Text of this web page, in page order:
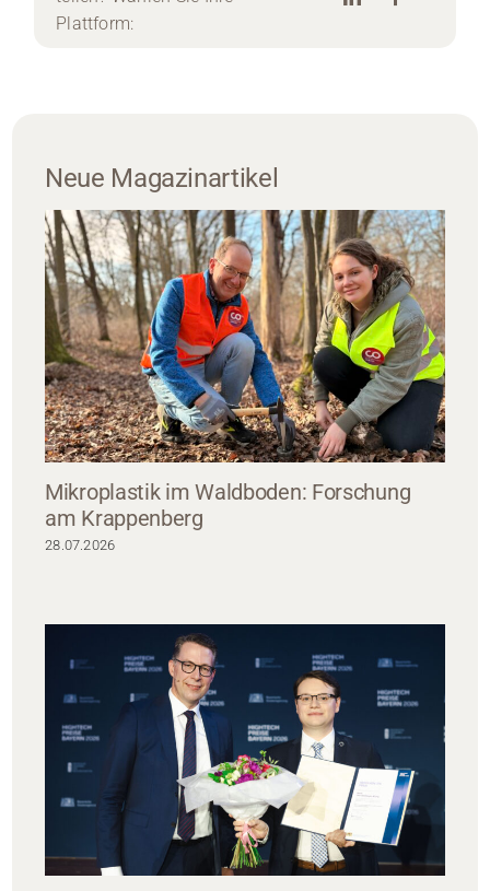
Plattform:
Neue Magazinartikel
Mikroplastik im Waldboden: Forschung
am Krappenberg
28.07.2026